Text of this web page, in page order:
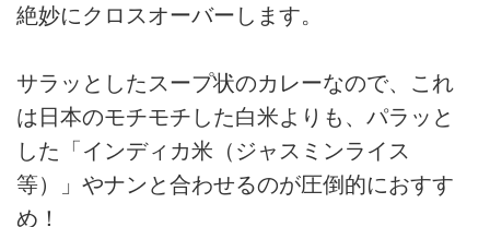
絶妙にクロスオーバーします。
サラッとしたスープ状のカレーなので、これ
は日本のモチモチした白米よりも、パラッと
した「インディカ米（ジャスミンライス
等）」やナンと合わせるのが圧倒的におすす
め！